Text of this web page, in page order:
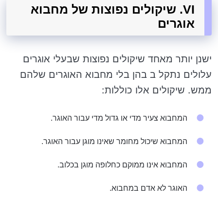
VI. שיקולים נפוצות של מחבוא
אוגרים
ישנן יותר מאחד שיקולים נפוצות שבעלי אוגרים
עלולים נתקל ב בהן בלי מחבוא האוגרים שלהם
ממש. שיקולים אלו כוללות:
המחבוא צעיר מדי או גדול מדי עבור האוגר.
המחבוא שיכול מחומר שאינו מוגן עבור האוגר.
המחבוא אינו ממוקם כחלופה מוגן בכלוב.
האוגר לא אדם במחבוא.